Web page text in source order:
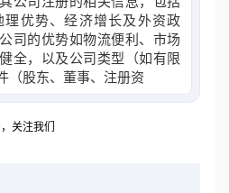
优势、经济增长及外资政
司的优势如物流便利、市场
全，以及公司类型（如有限
（股东、董事、注册资本